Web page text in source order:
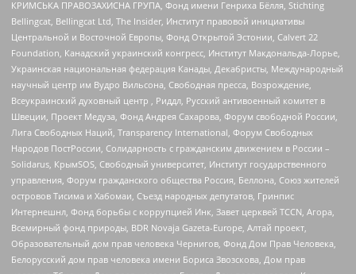
КРИМСЬКА ПРАВОЗАХИСНА ГРУПА, Фонд имени Генриха Бёлля, Stichting
Bellingcat, Bellingcat Ltd, The Insider, Институт правовой инициативы
Центральной и Восточной Европы, Фонд Открытой Эстонии, Calvert 22
Foundation, Канадский украинский конгресс, Институт Макдональда-Лорье,
Украинская национальная федерация Канады, Декабристы, Международный
научный центр им Вудро Вильсона, Свободная пресса, Возрождение,
Всеукраинский духовный центр , Риддл, Русский антивоенный комитет в
Швеции, Проект Медуза, Фонд Андрея Сахарова, Форум свободной России,
Лига Свободных Наций, Transparеncy International, Форум Свободных
Народов ПостРоссии, Солидарность с гражданским движением в России –
Solidarus, КрымSOS, Свободный университет, Институт государственного
управления, Форум гражданского общества Россия, Беллона, Союз жителей
островов Тисима и Хабомаи, Съезд народных депутатов, Гринпис
Интернешнл, Фонд борьбы с коррупцией Инк, Завет церквей TCCN, Агора,
Всемирный фонд природы, BDR Novaja Gazeta-Europe, Алтай проект,
Образовательный дом прав человека Чернигов, Фонд Дом Прав Человека,
Белорусский дом прав человека имени Бориса Звозскова, Дом прав